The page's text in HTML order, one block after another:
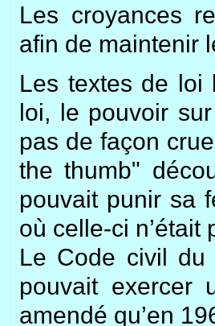
Les croyances
afin de maintenir
Les textes de loi
loi, le pouvoir
pas de façon
the thumb"
pouvait punir sa
où celle-ci n’était
Le Code civil du
pouvait exercer
amendé qu’en